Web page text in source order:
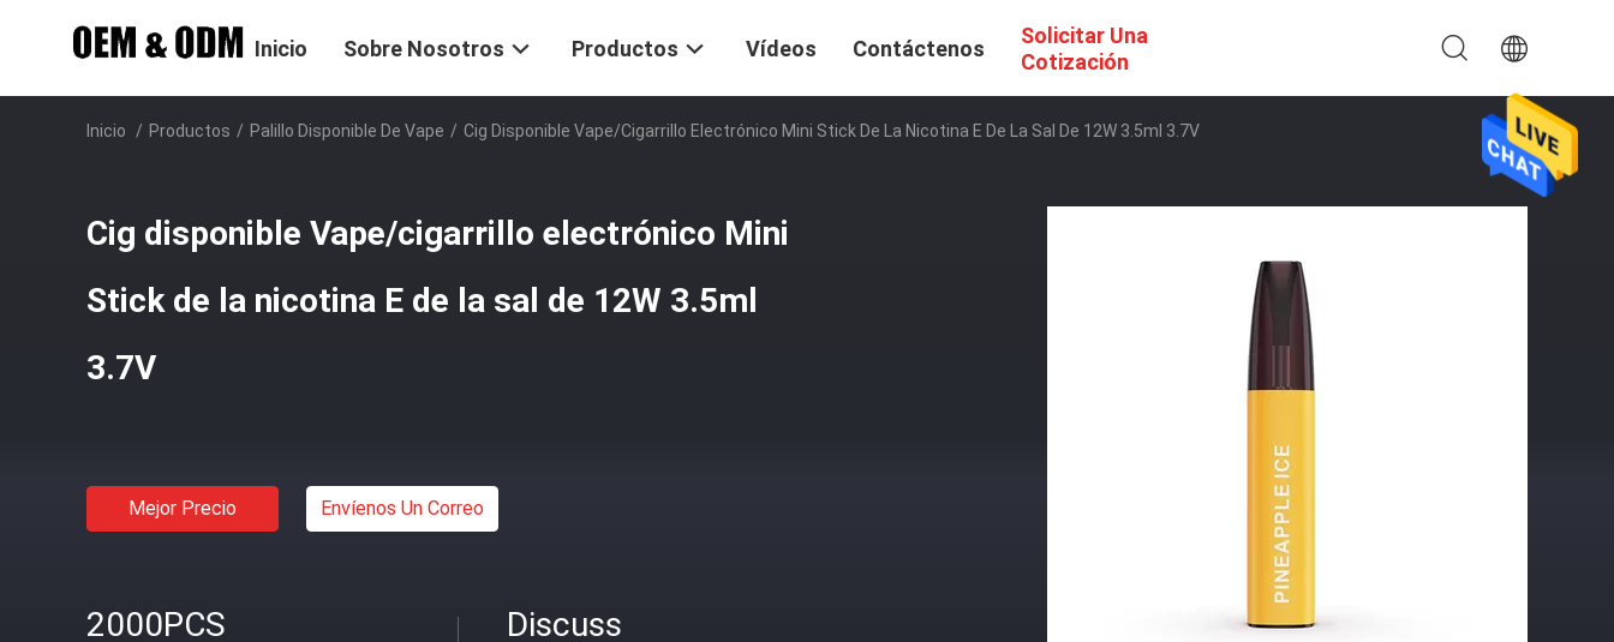
Inicio Sobre Nosotros Productos Vídeos Contáctenos
Solicitar Una
Cotización
Inicio / Productos / Palillo Disponible De Vape / Cig Disponible Vape/cigarrillo Electrónico Mini Stick De La Nicotina E De La Sal De 12W 3.5ml 3.7V
Cig disponible Vape/cigarrillo electrónico Mini
Stick de la nicotina E de la sal de 12W 3.5ml
3.7V
Mejor Precio Envíenos Un Correo
2000PCS Discuss